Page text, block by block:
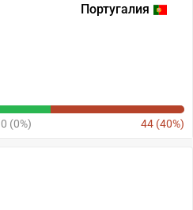
Португалия
0 (0%) 44 (40%)